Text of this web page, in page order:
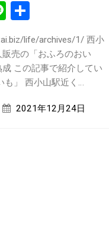
Line
life/archives/1/ 西小
売の「おふろのおい
この記事で紹介してい
も」 西小山駅近く…
2021年12月24日